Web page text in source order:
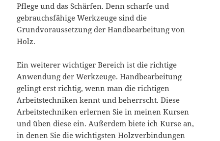
Pflege und das Schärfen. Denn scharfe und
gebrauchsfähige Werkzeuge sind die
Grundvoraussetzung der Handbearbeitung von
Holz.
Ein weiterer wichtiger Bereich ist die richtige
Anwendung der Werkzeuge. Handbearbeitung
gelingt erst richtig, wenn man die richtigen
Arbeitstechniken kennt und beherrscht. Diese
Arbeitstechniken erlernen Sie in meinen Kursen
und üben diese ein. Außerdem biete ich Kurse an,
in denen Sie die wichtigsten Holzverbindungen